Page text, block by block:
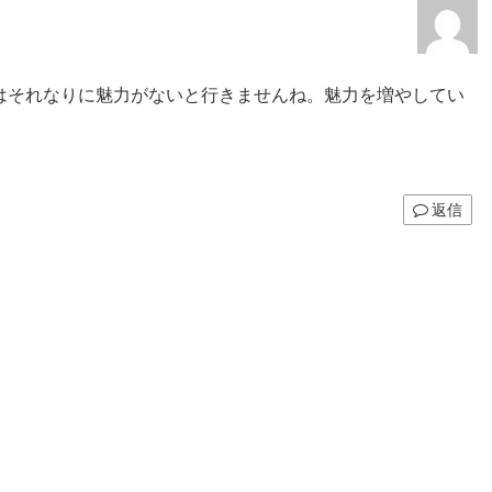
れなりに魅力がないと行きませんね。魅力を増やしてい
返信